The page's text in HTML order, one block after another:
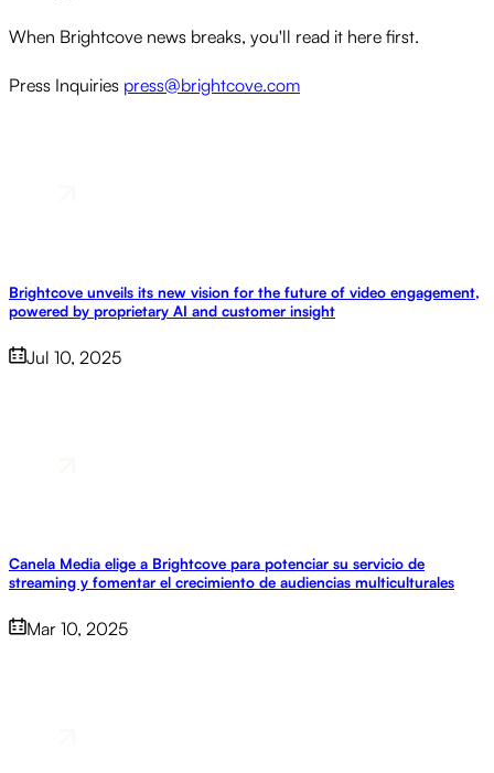
When Brightcove news breaks, you'll read it here first.
Press Inquiries press@brightcove.com
Brightcove unveils its new vision for the future of video engagement,
powered by proprietary AI and customer insight
Jul 10, 2025
Canela Media elige a Brightcove para potenciar su servicio de
streaming y fomentar el crecimiento de audiencias multiculturales
Mar 10, 2025